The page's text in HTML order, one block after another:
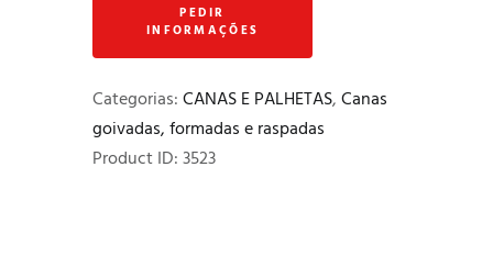
"Ritmos
Minúcias"
forma
Thunemamnn
Categorias:CANAS E PALHETAS,Canas
goivadas, formadas e raspadas
Product ID:3523